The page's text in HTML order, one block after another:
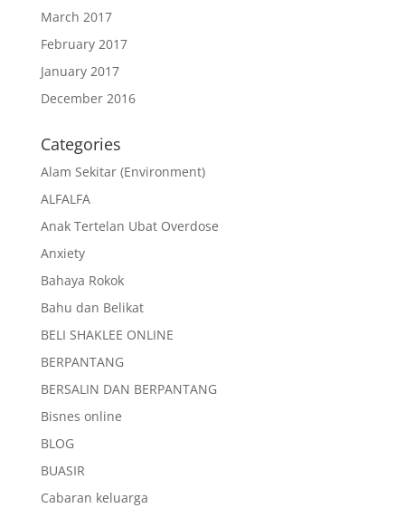
March 2017
February 2017
January 2017
December 2016
Categories
Alam Sekitar (Environment)
ALFALFA
Anak Tertelan Ubat Overdose
Anxiety
Bahaya Rokok
Bahu dan Belikat
BELI SHAKLEE ONLINE
BERPANTANG
BERSALIN DAN BERPANTANG
Bisnes online
BLOG
BUASIR
Cabaran keluarga